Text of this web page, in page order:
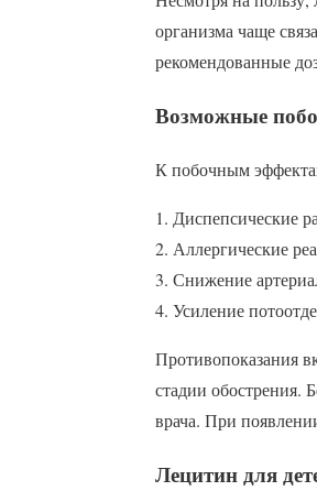
организма чаще
рекомендованные
Возможные
К побочным
Диспепсические
Аллергические
Снижение
Усиление
Противопоказания
стадии обострения.
врача. При
Лецитин для